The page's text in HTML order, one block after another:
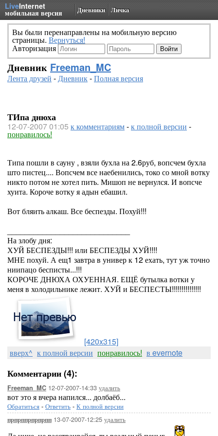
LiveInternet
мобильная версия Дневники Личка
Вы были перенаправлены на мобильную версию
страницы. Вернуться!
Авторизация
Дневник Freeman_MC
Лента друзей -Дневник-Полная версия
ТИпа днюха
12-07-2007 01:05 к комментариям-к полной версии -
понравилось!
Типа пошли в сауну , взяли бухла на 2.6руб, вопсчем бухла
што пистец.... Вопсчем все наебенились, токо со мной вотку
никто потом не хотел пить. Мишоп не вернулся. И вопсче
хуита. Короче вотку я адын ебашил.
Вот бляить алкаш. Все беспезды. Похуй!!!
На злобу дня:
ХУЙ БЕСПЕЗДЫ!!! или БЕСПЕЗДЫ ХУЙ!!!!
МНЕ похуй. А ещ1 завтра в универ к 12 ехать, тут уж точно
ниипацо бесписты...!!!
КОРОЧЕ ДНЮХА ОХУЕННАЯ. ЕЩЁ бутылка вотки у
меня в холодильнике лежит. ХУЙ и БЕСПЕСТЫ!!!!!!!!!!!!!!!
[420x315]
вверх^ к полной версии понравилось! в evernote
Комментарии (4):
Freeman_MC 12-07-2007-14:33 удалить
вот это я вчера напился... долбаёб...
Обратиться - Ответить - К полной версии
прпрппрпрпрпп 13-07-2007-12:25 удалить